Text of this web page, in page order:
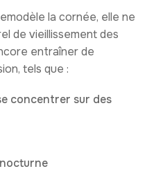
la cornée, elle ne
de vieillissement des
entraîner de
tels que :
concentrer sur des